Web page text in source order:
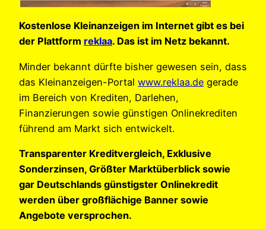
Kostenlose Kleinanzeigen im Internet gibt es bei
der Plattform reklaa. Das ist im Netz bekannt.
Minder bekannt dürfte bisher gewesen sein, dass
das Kleinanzeigen-Portal www.reklaa.de gerade
im Bereich von Krediten, Darlehen,
Finanzierungen sowie günstigen Onlinekrediten
führend am Markt sich entwickelt.
Transparenter Kreditvergleich, Exklusive
Sonderzinsen, Größter Marktüberblick sowie
gar Deutschlands günstigster Onlinekredit
werden über großflächige Banner sowie
Angebote versprochen.